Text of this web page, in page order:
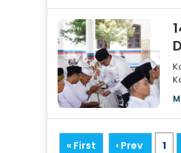
« First ‹ Prev 1